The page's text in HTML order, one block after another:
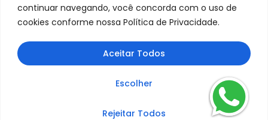
continuar navegando, você concorda com o uso de
cookies conforme nossa Política de Privacidade.
Escolher
Rejeitar Todos
Aceitar Todos
Metalplan
Top Fusion
Genebre
jefferson
Copyright © 2025